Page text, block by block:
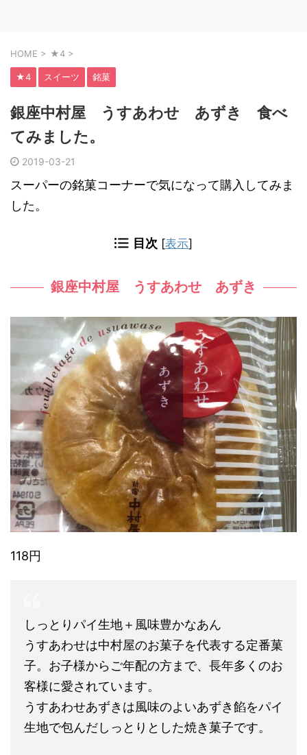
HOME > ★4 >
★4 スイーツ 銘菓
銀座中村屋 うすあわせ あずき 食べ
てみました。
2019-03-21
スーパーの銘菓コーナーで気になって購入してみま
した。
目次 [表示]
銀座中村屋 うすあわせ あずき
118円
しっとりパイ生地＋風味豊かなあん
うすあわせは中村屋のお菓子を代表する定番菓
子。お子様からご年配の方まで、長年多くのお
客様に愛されています。
うすあわせあずきは風味のよいあずき餡をパイ
生地で包んだしっとりとした焼き菓子です。